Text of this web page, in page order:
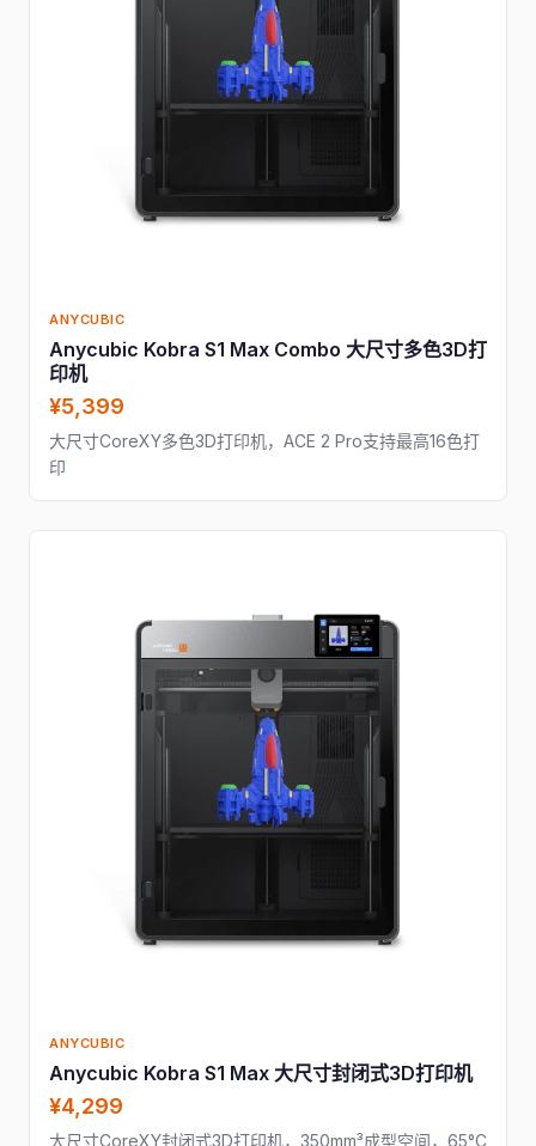
ANYCUBIC
Anycubic Kobra S1 Max Combo 大尺寸多色3D打
印机
¥5,399
大尺寸CoreXY多色3D打印机，ACE 2 Pro支持最高16色打
印
ANYCUBIC
Anycubic Kobra S1 Max 大尺寸封闭式3D打印机
¥4,299
大尺寸CoreXY封闭式3D打印机，350mm³成型空间，65°C